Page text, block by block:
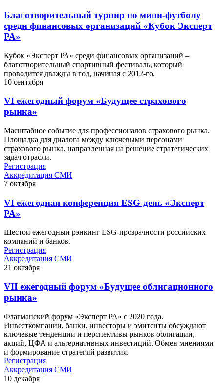
Благотворительный турнир по мини-футболу
среди финансовых организаций «Кубок Эксперт
РА»
Кубок «Эксперт РА» среди финансовых организаций –
благотворительный спортивный фестиваль, который
проводится дважды в год, начиная с 2012-го.
10 сентября
VI ежегодный форум «Будущее страхового
рынка»
Масштабное событие для профессионалов страхового рынка.
Площадка для диалога между ключевыми персонами
страхового рынка, направленная на решение стратегических
задач отрасли.
Регистрация
Аккредитация СМИ
7 октября
VI ежегодная конференция ESG-день «Эксперт
РА»
Шестой ежегодный рэнкинг ESG-прозрачности российских
компаний и банков.
Регистрация
Аккредитация СМИ
21 октября
VII ежегодный форум «Будущее облигационного
рынка»
Флагманский форум «Эксперт РА» с 2020 года.
Инвесткомпании, банки, инвесторы и эмитенты обсуждают
ключевые тенденции и перспективы рынков облигаций,
акций, ЦФА и альтернативных инвестиций. Обмен мнениями
и формирование стратегий развития.
Регистрация
Аккредитация СМИ
10 декабря